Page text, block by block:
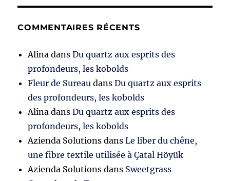
COMMENTAIRES RÉCENTS
Alina dansDu quartz aux esprits des
profondeurs, les kobolds
Fleur de Sureau dansDu quartz aux esprits
des profondeurs, les kobolds
Alina dansDu quartz aux esprits des
profondeurs, les kobolds
Azienda Solutions dansLe liber du chêne,
une fibre textile utilisée à Çatal Höyük
Azienda Solutions dans Sweetgrass